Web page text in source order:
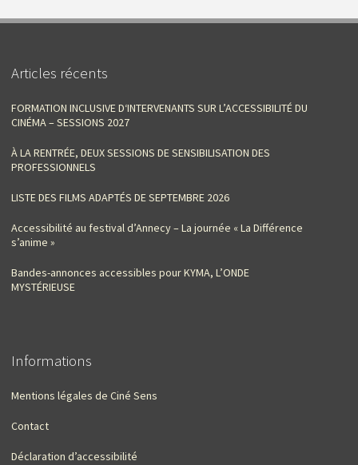
Articles récents
FORMATION INCLUSIVE D‘INTERVENANTS SUR L’ACCESSIBILITÉ DU
CINÉMA – SESSIONS 2027
À LA RENTRÉE, DEUX SESSIONS DE SENSIBILISATION DES
PROFESSIONNELS
LISTE DES FILMS ADAPTÉS DE SEPTEMBRE 2026
Accessibilité au festival d’Annecy – La journée « La Différence
s’anime »
Bandes-annonces accessibles pour KYMA, L’ONDE
MYSTÉRIEUSE
Informations
Mentions légales de Ciné Sens
Contact
Déclaration d’accessibilité